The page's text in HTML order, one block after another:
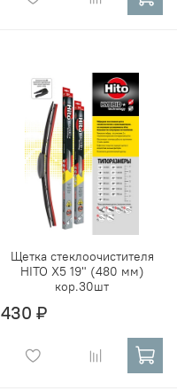
Щетка стеклоочистителя
HITO X5 19" (480 мм)
кор.30шт
430 ₽